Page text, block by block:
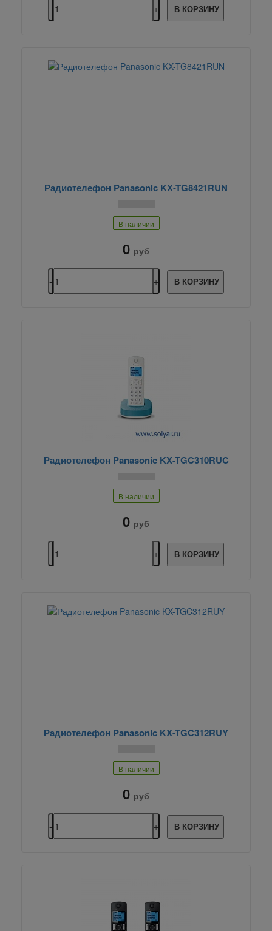
В КОРЗИНУ
Радиотелефон Panasonic KX-TG8421RUN
В наличии
0 руб
В КОРЗИНУ
Радиотелефон Panasonic KX-TGC310RUC
В наличии
0 руб
В КОРЗИНУ
Радиотелефон Panasonic KX-TGC312RUY
В наличии
0 руб
В КОРЗИНУ